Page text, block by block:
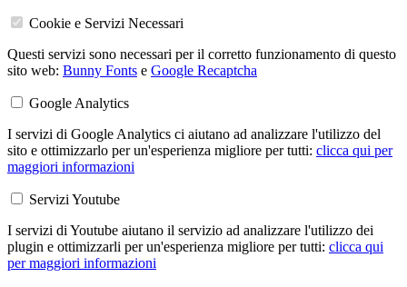
Cookie e Servizi Necessari
Questi servizi sono necessari per il corretto funzionamento di questo
sito web: Bunny Fonts e Google Recaptcha
Google Analytics
I servizi di Google Analytics ci aiutano ad analizzare l'utilizzo del
sito e ottimizzarlo per un'esperienza migliore per tutti: clicca qui per
maggiori informazioni
Servizi Youtube
I servizi di Youtube aiutano il servizio ad analizzare l'utilizzo dei
plugin e ottimizzarli per un'esperienza migliore per tutti: clicca qui
per maggiori informazioni